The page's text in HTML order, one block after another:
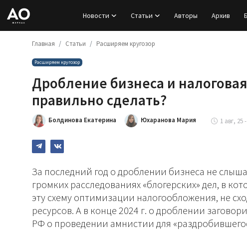
Новости Статьи Авторы Архив
Статьи
База знаний
Подписка
Главная Статьи Расширяем кругозор
Расширяем кругозор
Дробление бизнеса и
правильно сделать?
Болдинова Екатерина Юхаранова Мария 1 авг, 25
За последний год о дроблении бизнеса не
громких расследованиях «блогерских» дел, в
эту схему оптимизации налогообложения, не
ресурсов. А в конце 2024 г. о дроблении
РФ о проведении амнистии для